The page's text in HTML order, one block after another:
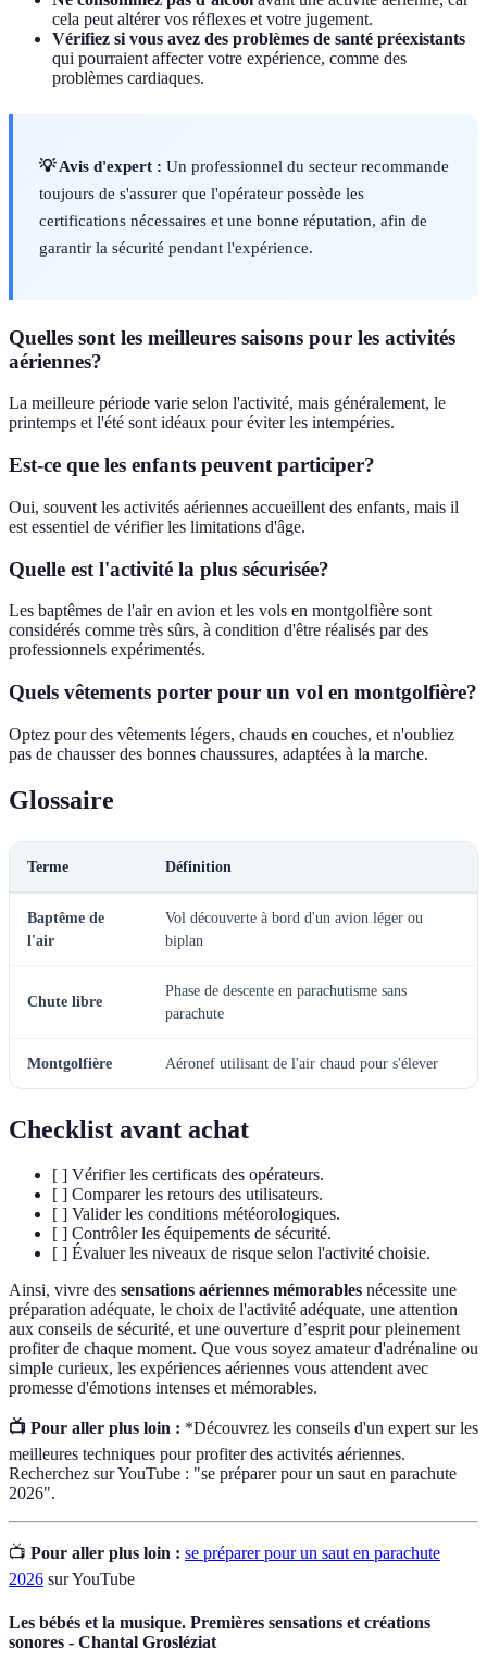
cela peut altérer vos réflexes et votre jugement.
Vérifiez si vous avez des problèmes de santé préexistants
qui pourraient affecter votre expérience, comme des
problèmes cardiaques.
💡 Avis d'expert : Un professionnel du secteur recommande
toujours de s'assurer que l'opérateur possède les
certifications nécessaires et une bonne réputation, afin de
garantir la sécurité pendant l'expérience.
Quelles sont les meilleures saisons pour les activités
aériennes?
La meilleure période varie selon l'activité, mais généralement, le
printemps et l'été sont idéaux pour éviter les intempéries.
Est-ce que les enfants peuvent participer?
Oui, souvent les activités aériennes accueillent des enfants, mais il
est essentiel de vérifier les limitations d'âge.
Quelle est l'activité la plus sécurisée?
Les baptêmes de l'air en avion et les vols en montgolfière sont
considérés comme très sûrs, à condition d'être réalisés par des
professionnels expérimentés.
Quels vêtements porter pour un vol en montgolfière?
Optez pour des vêtements légers, chauds en couches, et n'oubliez
pas de chausser des bonnes chaussures, adaptées à la marche.
Glossaire
Terme Définition
Baptême de
l'air
Vol découverte à bord d'un avion léger ou
biplan
Chute libre
Phase de descente en parachutisme sans
parachute
Montgolfière Aéronef utilisant de l'air chaud pour s'élever
Checklist avant achat
[ ] Vérifier les certificats des opérateurs.
[ ] Comparer les retours des utilisateurs.
[ ] Valider les conditions météorologiques.
[ ] Contrôler les équipements de sécurité.
[ ] Évaluer les niveaux de risque selon l'activité choisie.
Ainsi, vivre des sensations aériennes mémorables nécessite une
préparation adéquate, le choix de l'activité adéquate, une attention
aux conseils de sécurité, et une ouverture d’esprit pour pleinement
profiter de chaque moment. Que vous soyez amateur d'adrénaline ou
simple curieux, les expériences aériennes vous attendent avec
promesse d'émotions intenses et mémorables.
📺 Pour aller plus loin : *Découvrez les conseils d'un expert sur les
meilleures techniques pour profiter des activités aériennes.
Recherchez sur YouTube : "se préparer pour un saut en parachute
2026".
📺 Pour aller plus loin : se préparer pour un saut en parachute
2026 sur YouTube
Les bébés et la musique. Premières sensations et créations
sonores - Chantal Grosléziat